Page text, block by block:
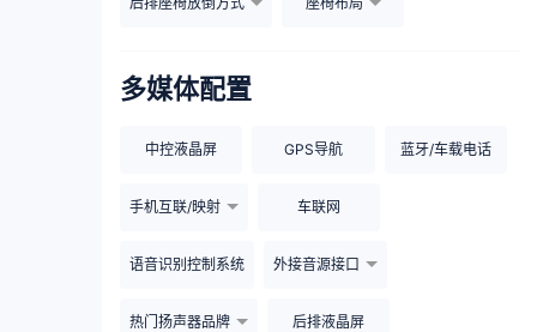
多媒体配置
中控液晶屏 GPS导航 蓝牙/车载电话
手机互联/映射 车联网
语音识别控制系统 外接音源接口
热门扬声器品牌 后排液晶屏